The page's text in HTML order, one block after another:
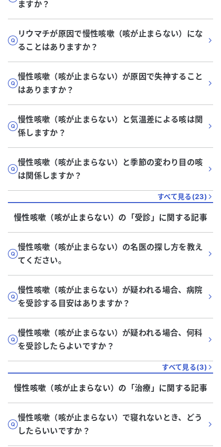
ますか？
リウマチが原因で慢性咳嗽（咳が止まらない）にな
ることはありますか？
慢性咳嗽（咳が止まらない）が原因で失神すること
はありますか？
慢性咳嗽（咳が止まらない）と気温差による咳は関
係しますか？
慢性咳嗽（咳が止まらない）と季節の変わり目の咳
は関係しますか？
すべて見る(23)
慢性咳嗽（咳が止まらない） の「受診 」に関する記事
慢性咳嗽（咳が止まらない）の名医の探し方を教え
てください。
慢性咳嗽（咳が止まらない）が疑われる場合、病院
を受診する目安はありますか？
慢性咳嗽（咳が止まらない）が疑われる場合、何科
を受診したらよいですか？
すべて見る(3)
慢性咳嗽（咳が止まらない） の「治療 」に関する記事
慢性咳嗽（咳が止まらない）で寝れないとき、どう
したらいいですか？